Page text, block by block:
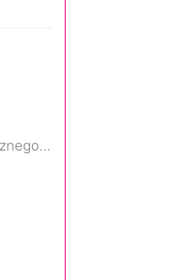
Naznaczony: Wyjście z mrocznego wymiaru